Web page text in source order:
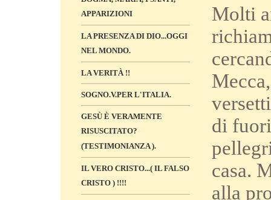
APPARIZIONI
LA PRESENZA DI DIO...OGGI
NEL MONDO.
LA VERITÀ !!
SOGNO.V.PER L'ITALIA.
GESÙ È VERAMENTE
RISUSCITATO?
(TESTIMONIANZA ).
IL VERO CRISTO...( IL FALSO
CRISTO ) !!!!
Molti
di
casa.
alla